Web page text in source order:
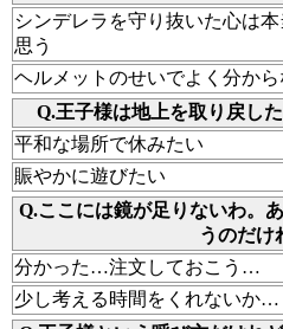
シンデレラを守り抜いた心は
思う
ヘルメットのせいでよく分から
Q.王子様は地上を取り戻し
平和な場所で休みたい
賑やかに遊びたい
Q.ここには鏡が足りないわ。
うのだけ
分かった…注文しておこう…
少し考える時間をくれないか…